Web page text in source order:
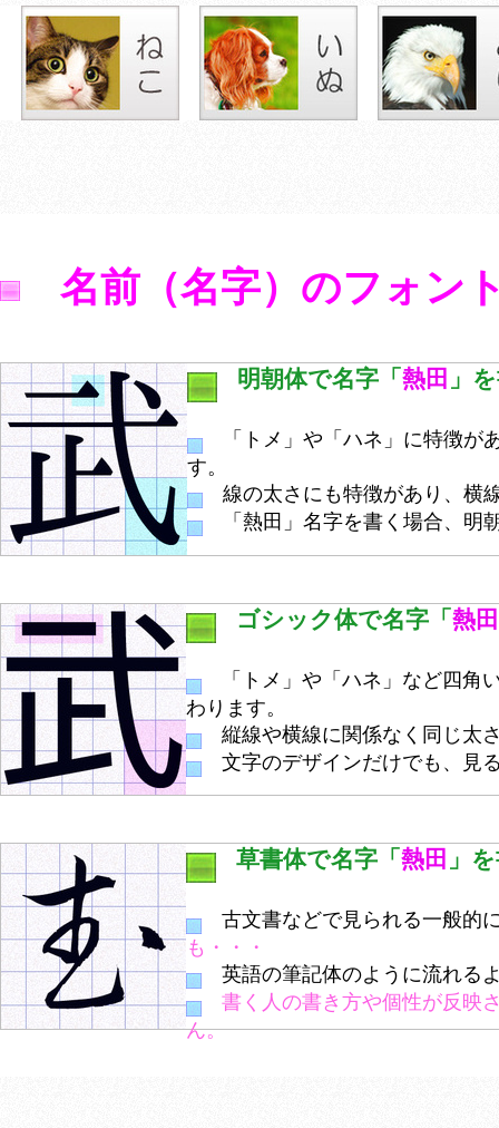
名前（名字）のフォン
明朝体で名字「 熱田 」
「トメ」や「ハネ」に特徴が
す。
線の太さにも特徴があり、横
「熱田」名字を書く場合、明
ゴシック体で名字「 熱田
「トメ」や「ハネ」など四角
わります。
縦線や横線に関係なく同じ太
文字のデザインだけでも、見
草書体で名字「 熱田 」
古文書などで見られる一般的
も・・・
英語の筆記体のように流れる
書く人の書き方や個性が反映
ん。